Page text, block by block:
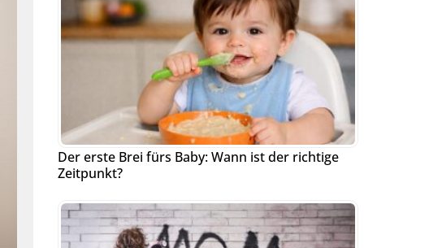
Der erste Brei fürs Baby: Wann ist der richtige
Zeitpunkt?